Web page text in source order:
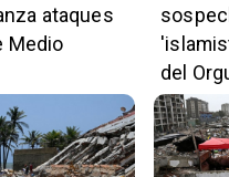
ataques
Medio
del